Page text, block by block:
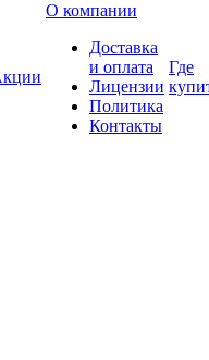
О компании
Доставка
и оплата
Лицензии
Политика
Контакты
Где